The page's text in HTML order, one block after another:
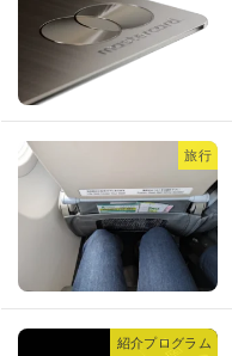
旅行
紹介プログラム